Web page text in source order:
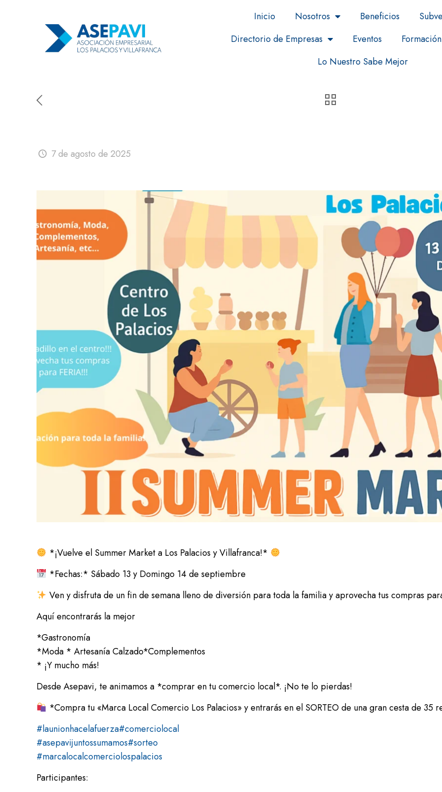
Inicio Nosotros Beneficios
Directorio de Empresas
Eventos Formación
Lo Nuestro Sabe Mejor
7 de agosto de 2025
*¡Vuelve el Summer Market a Los Palacios y Villafranca!*
*Fechas:* Sábado 13 y Domingo 14 de septiembre
Ven y disfruta de un fin de semana lleno de diversión para toda la familia y aprovecha tus compras
Aquí encontrarás la mejor
*Gastronomía
*Moda * Artesanía Calzado*Complementos
* ¡Y mucho más!
Desde Asepavi, te animamos a *comprar en tu comercio local*. ¡No te lo pierdas!
*Compra tu «Marca Local Comercio Los Palacios» y entrarás en el SORTEO de una gran cesta de 35
#launionhacelafuerza#comerciolocal
#asepavijuntossumamos#sorteo
#marcalocalcomerciolospalacios
Participantes: